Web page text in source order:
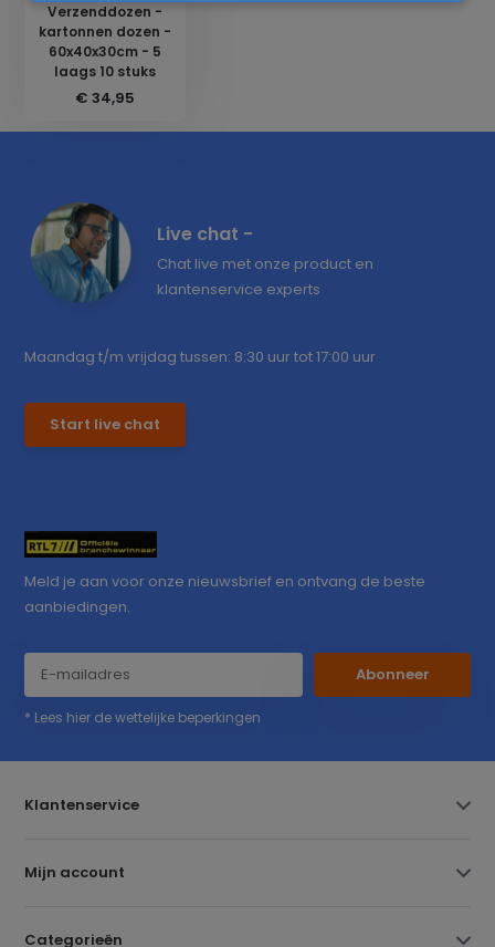
Verzenddozen -
kartonnen dozen -
60x40x30cm - 5
laags 10 stuks
€ 34,95
Live chat -
Chat live met onze product en
klantenservice experts
Maandag t/m vrijdag tussen: 8:30 uur tot 17:00 uur
Start live chat
Meld je aan voor onze nieuwsbrief en ontvang de beste
aanbiedingen.
Abonneer
* Lees hier de wettelijke beperkingen
Klantenservice
Mijn account
Categorieën